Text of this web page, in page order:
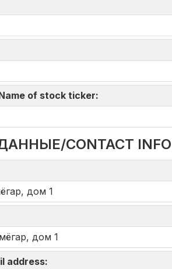
of stock ticker:
CONTACT
дом 1
дом 1
address: